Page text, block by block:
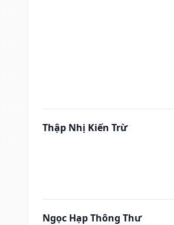
Thập Nhị Kiến Trừ
Ngọc Hạp Thông Thư